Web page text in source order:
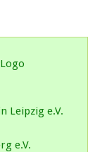
Leipzig e.V.
e.V.